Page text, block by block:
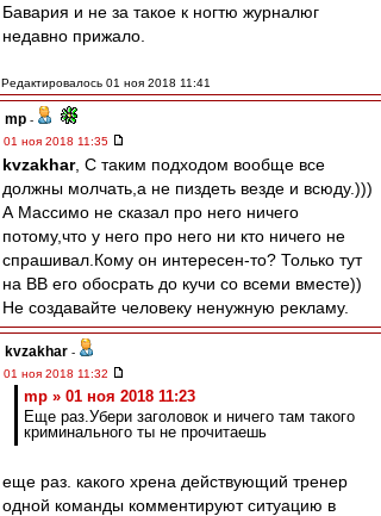
Бавария и не за такое к ногтю журналюг
недавно прижало.
Редактировалось 01 ноя 2018 11:41
mp -
01 ноя 2018 11:35
kvzakhar, С таким подходом вообще все
должны молчать,а не пиздеть везде и всюду.)))
А Массимо не сказал про него ничего
потому,что у него про него ни кто ничего не
спрашивал.Кому он интересен-то? Только тут
на ВВ его обосрать до кучи со всеми вместе))
Не создавайте человеку ненужную рекламу.
kvzakhar -
01 ноя 2018 11:32
mp » 01 ноя 2018 11:23
Еще раз.Убери заголовок и ничего там такого
криминального ты не прочитаешь
еще раз. какого хрена действующий тренер
одной команды комментируют ситуацию в